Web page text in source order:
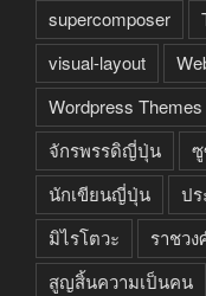
supercomposer
visual-layout
Wordpress Themes
จักรพรรดิญี่ปุ่น
นักเขียนญี่ปุ่น
ป
มิไรโตวะ
ราชว
สูญสิ้นความเป็นคน